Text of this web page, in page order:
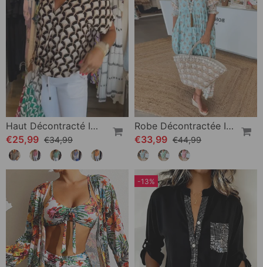
Haut Décontracté Imprimé À Manches Courtes Et Col En V
€25,99 €34,99
Robe Décontractée Imprimée À Col En V Et Demi-Manches
€33,99 €44,99
-13%